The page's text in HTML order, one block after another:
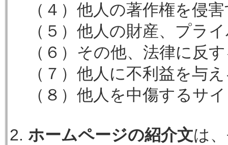
（４）他人の著作権を侵
（５）他人の財産、プラ
（６）その他、法律に反
（７）他人に不利益を与
（８）他人を中傷するサ
ホームページの紹介文は